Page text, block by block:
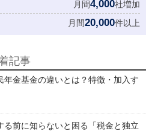
月間4,000社増加
月間20,000件以上
記事
年金基金の違いとは？特徴・加入す
る前に知らないと困る「税金と独立